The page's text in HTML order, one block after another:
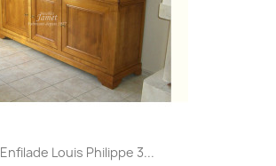
Enfilade Louis Philippe 3...